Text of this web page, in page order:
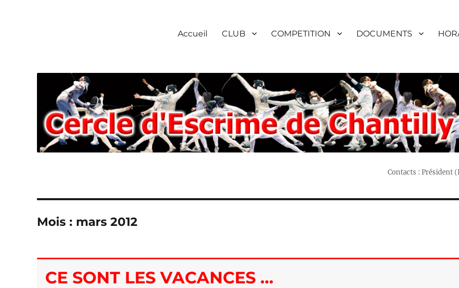
Accueil CLUB COMPETITION DOCUMENTS
Contacts : Président
Mois : mars 2012
CE SONT LES VACANCES …